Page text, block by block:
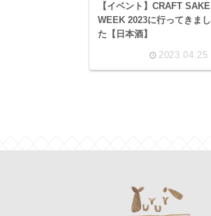
【イベント】CRAFT SAKE
WEEK 2023に行ってきまし
た【日本酒】
2023.04.25